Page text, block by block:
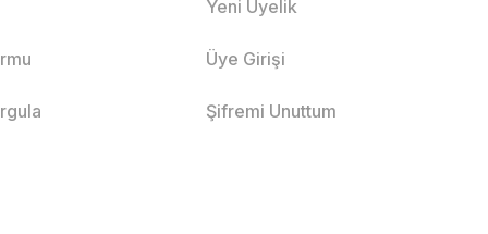
Yeni Üyelik
Üye Girişi
Şifremi Unuttum